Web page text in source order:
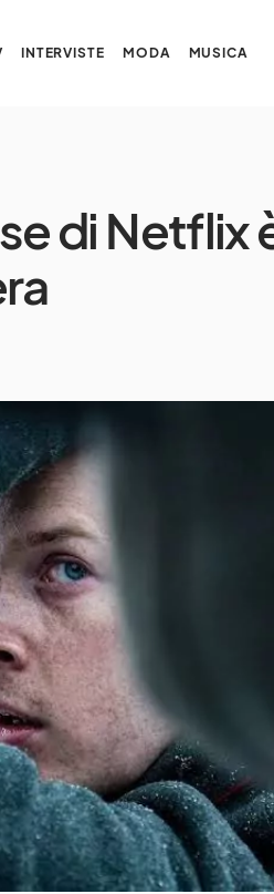
INTERVISTE MODA MUSICA
di Netflix